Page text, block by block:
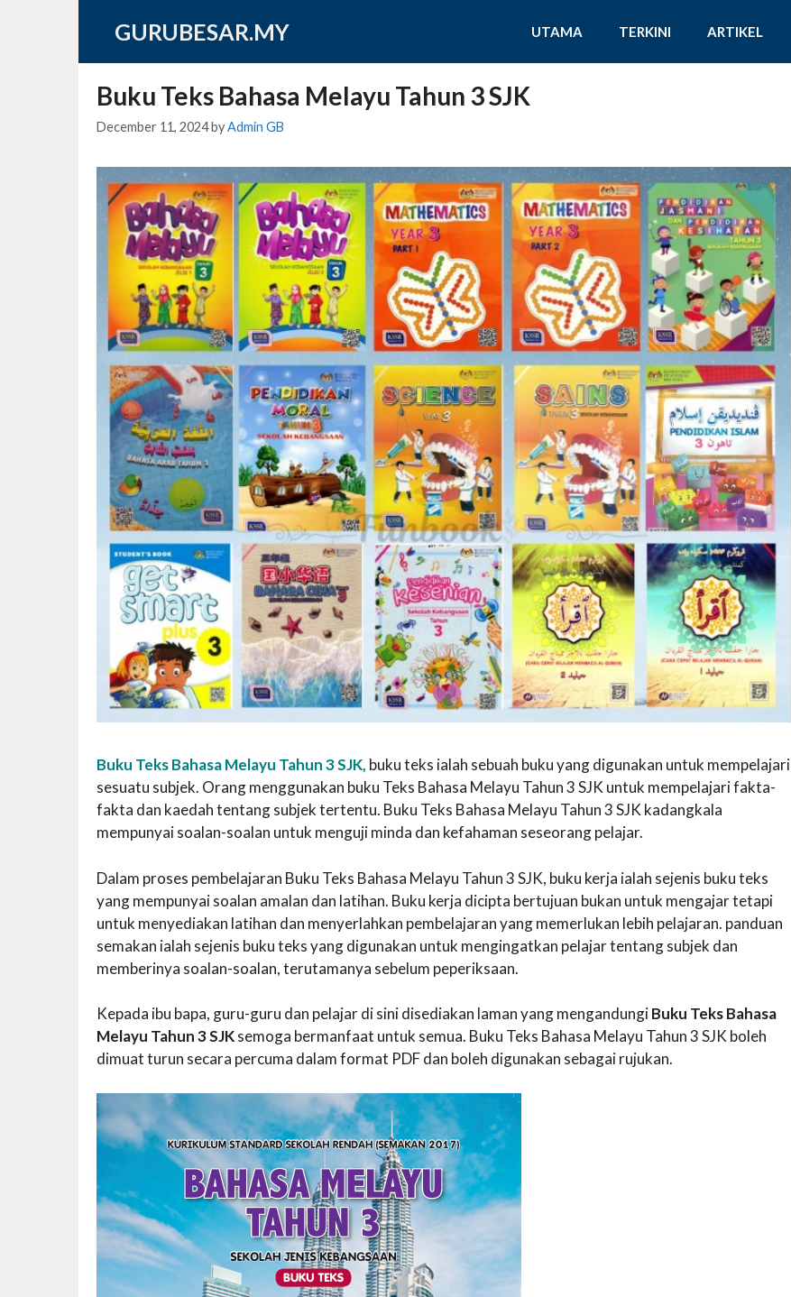
GURUBESAR.MY UTAMA TERKINI ARTIKEL
Buku Teks Bahasa Melayu Tahun 3 SJK
December 11, 2024byAdmin GB
Buku Teks Bahasa Melayu Tahun 3 SJK, buku teks ialah sebuah buku yang digunakan untuk mempelajari
sesuatu subjek. Orang menggunakan buku Teks Bahasa Melayu Tahun 3 SJK untuk mempelajari fakta-
fakta dan kaedah tentang subjek tertentu. Buku Teks Bahasa Melayu Tahun 3 SJK kadangkala
mempunyai soalan-soalan untuk menguji minda dan kefahaman seseorang pelajar.
Dalam proses pembelajaran Buku Teks Bahasa Melayu Tahun 3 SJK, buku kerja ialah sejenis buku teks
yang mempunyai soalan amalan dan latihan. Buku kerja dicipta bertujuan bukan untuk mengajar tetapi
untuk menyediakan latihan dan menyerlahkan pembelajaran yang memerlukan lebih pelajaran. panduan
semakan ialah sejenis buku teks yang digunakan untuk mengingatkan pelajar tentang subjek dan
memberinya soalan-soalan, terutamanya sebelum peperiksaan.
Kepada ibu bapa, guru-guru dan pelajar di sini disediakan laman yang mengandungiBuku Teks Bahasa
Melayu Tahun 3 SJKsemoga bermanfaat untuk semua. Buku Teks Bahasa Melayu Tahun 3 SJK boleh
dimuat turun secara percuma dalam format PDF dan boleh digunakan sebagai rujukan.